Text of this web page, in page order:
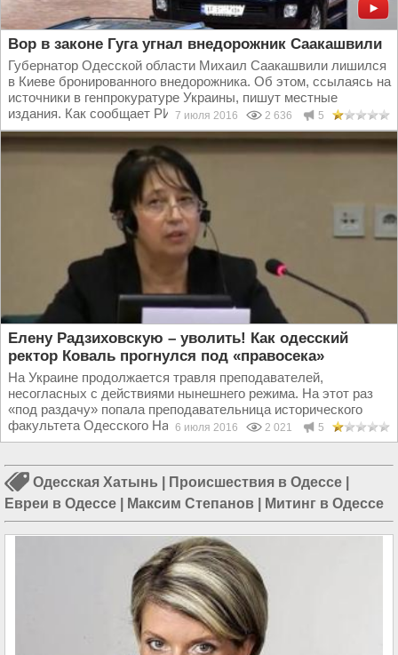
Вор в законе Гуга угнал внедорожник Саакашвили
Губернатор Одесской области Михаил Саакашвили лишился
в Киеве бронированного внедорожника. Об этом, ссылаясь на
источники в генпрокуратуре Украины, пишут местные
издания. Как сообщает РИА Новости, Land Cruiser...
7 июля 2016 2 636 5
Елену Радзиховскую – уволить! Как одесский
ректор Коваль прогнулся под «правосека»
На Украине продолжается травля преподавателей,
несогласных с действиями нынешнего режима. На этот раз
«под раздачу» попала преподавательница исторического
факультета Одесского Национального университета им...
6 июля 2016 2 021 5
Одесская Хатынь Происшествия в Одессе
Евреи в Одессе
Максим Степанов Митинг в Одессе